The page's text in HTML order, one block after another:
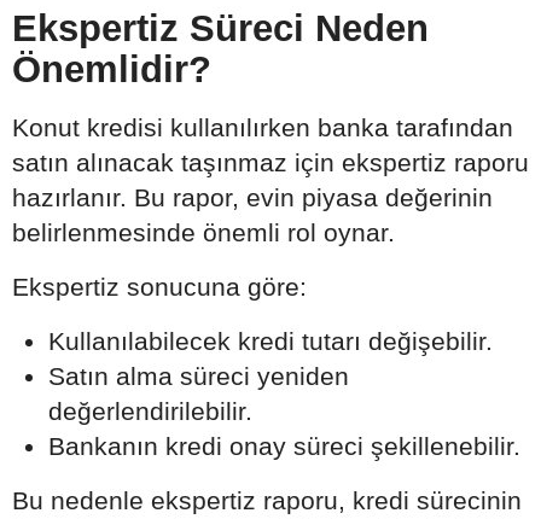
Ekspertiz Süreci Neden
Önemlidir?
Konut kredisi kullanılırken banka tarafından
satın alınacak taşınmaz için ekspertiz raporu
hazırlanır. Bu rapor, evin piyasa değerinin
belirlenmesinde önemli rol oynar.
Ekspertiz sonucuna göre:
Kullanılabilecek kredi tutarı değişebilir.
Satın alma süreci yeniden
değerlendirilebilir.
Bankanın kredi onay süreci şekillenebilir.
Bu nedenle ekspertiz raporu, kredi sürecinin